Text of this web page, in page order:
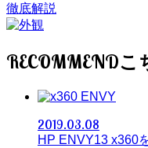
徹底解説
RECOMMEND
ENVY
2019.03.08
HP ENVY13 x360